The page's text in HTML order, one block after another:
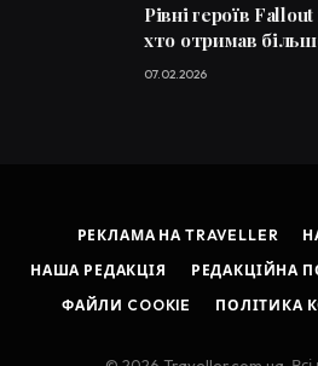
Рівні героїв
хто отримав
07.02.2026
РЕКЛАМА НА TRAVELLER
НАША РЕДАКЦІЯ
РЕДАКЦІЙНА
ФАЙЛИ COOKIE
ПОЛІТИКА